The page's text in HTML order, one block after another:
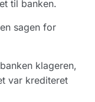
til banken.
sagen for
klageren,
var krediteret